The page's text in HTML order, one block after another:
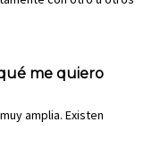
me quiero
amplia. Existen